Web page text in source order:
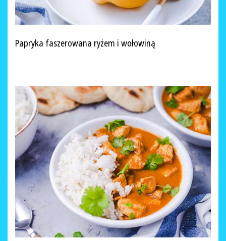
Papryka faszerowana ryżem i wołowiną